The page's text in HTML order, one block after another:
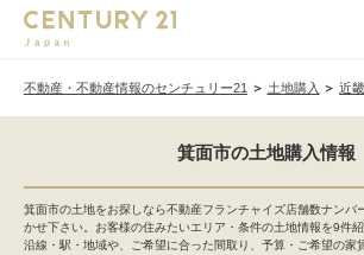
不動産・不動産情報のセンチュリー21 土地購入 近畿
箕面市の土地購入情報
箕面市の土地をお探しなら不動産フランチャイズ店舗数ナンバ
かせ下さい。お客様の住みたいエリア・条件の土地情報を9件
沿線・駅・地域や、ご希望に合った間取り、予算・ご希望の家